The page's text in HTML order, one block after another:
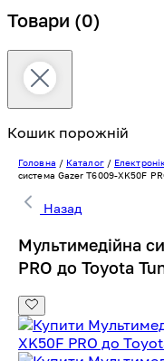
Товари (0)
Кошик порожній
Головна / Каталог/
система Gazer T6009-XK50F
Назад
Мультимедійна
PRO до Toyota